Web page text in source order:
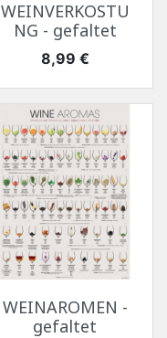
WEINVERKOSTU
NG - gefaltet
Preis
8,99 €
WEINAROMEN -
gefaltet